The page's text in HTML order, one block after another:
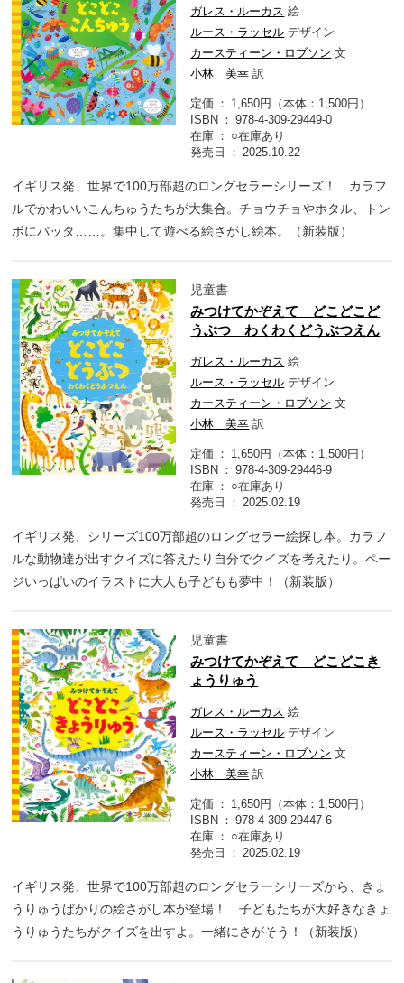
ガレス・ルーカス 絵
ルース・ラッセル デザイン
カースティーン・ロブソン 文
小林 美幸 訳
定価
1,650円（本体：1,500円）
ISBN
978-4-309-29449-0
在庫
○在庫あり
発売日
2025.10.22
イギリス発、世界で100万部超のロングセラーシリーズ！ カラフ
ルでかわいいこんちゅうたちが大集合。チョウチョやホタル、トン
ボにバッタ……。集中して遊べる絵さがし絵本。（新装版）
児童書
みつけてかぞえて どこどこど
うぶつ わくわくどうぶつえん
ガレス・ルーカス 絵
ルース・ラッセル デザイン
カースティーン・ロブソン 文
小林 美幸 訳
定価
1,650円（本体：1,500円）
ISBN
978-4-309-29446-9
在庫
○在庫あり
発売日
2025.02.19
イギリス発、シリーズ100万部超のロングセラー絵探し本。カラフ
ルな動物達が出すクイズに答えたり自分でクイズを考えたり。ペー
ジいっぱいのイラストに大人も子どもも夢中！（新装版）
児童書
みつけてかぞえて どこどこき
ょうりゅう
ガレス・ルーカス 絵
ルース・ラッセル デザイン
カースティーン・ロブソン 文
小林 美幸 訳
定価
1,650円（本体：1,500円）
ISBN
978-4-309-29447-6
在庫
○在庫あり
発売日
2025.02.19
イギリス発、世界で100万部超のロングセラーシリーズから、きょ
うりゅうばかりの絵さがし本が登場！ 子どもたちが大好きなきょ
うりゅうたちがクイズを出すよ。一緒にさがそう！（新装版）